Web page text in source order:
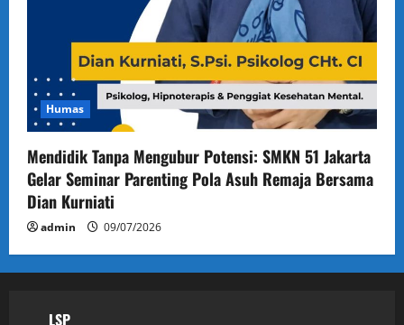
Humas
Mendidik Tanpa Mengubur Potensi: SMKN 51 Jakarta
Gelar Seminar Parenting Pola Asuh Remaja Bersama
Dian Kurniati
admin 09/07/2026
LSP